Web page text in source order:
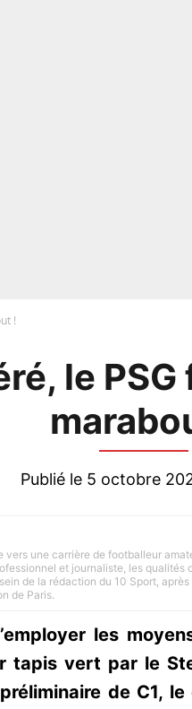
!
le
Publié le 5 octobre
vers une carrière de footballeur
et journaliste, les qualités
de la rédaction du 10 Sport, après
de Paris.
les
tapis vert par le
de C1, le